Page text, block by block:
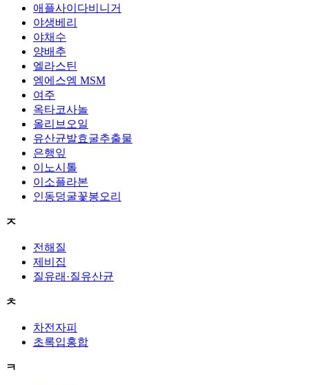
애플사이다비니거
야생베리
야채수
양배추
엘라스틴
엠에스엠 MSM
여주
옥타코사놀
올리브오일
유산균발효굴추출물
은행잎
이노시톨
이소플라본
인동덩굴꽃봉오리
ㅈ
전해질
제비집
질유래·질유산균
ㅊ
차전자피
초록입홍합
ㅋ